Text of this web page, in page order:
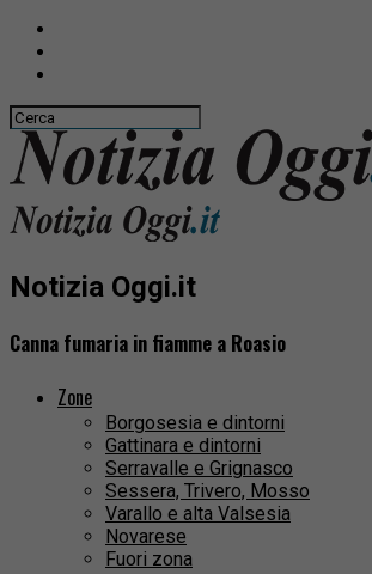
Notizia Oggi.it
Canna fumaria in fiamme a Roasio
Zone
Borgosesia e dintorni
Gattinara e dintorni
Serravalle e Grignasco
Sessera, Trivero, Mosso
Varallo e alta Valsesia
Novarese
Fuori zona